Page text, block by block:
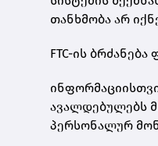
თანხმობა არ
FTC-ის
ავალდებულებს
პერსონალურ